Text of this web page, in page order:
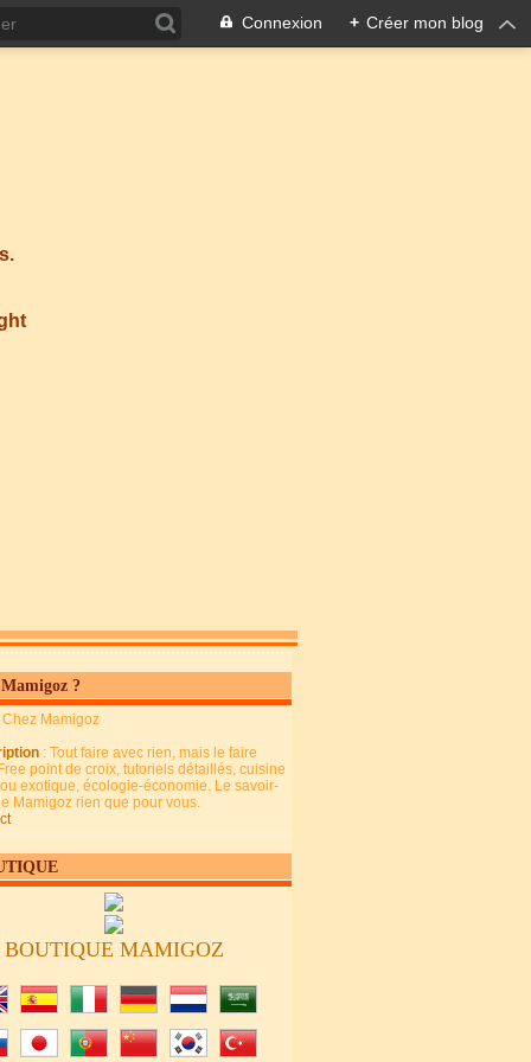
Connexion + Créer mon blog
?
Chez Mamigoz
: Tout faire avec rien, mais le faire
point de croix, tutoriels détaillés, cuisine
exotique, écologie-économie. Le savoir-
Mamigoz rien que pour vous.
BOUTIQUE MAMIGOZ